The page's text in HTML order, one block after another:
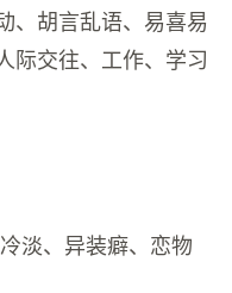
、胡言乱语、易喜易
际交往、工作、学习
淡、异装癖、恋物